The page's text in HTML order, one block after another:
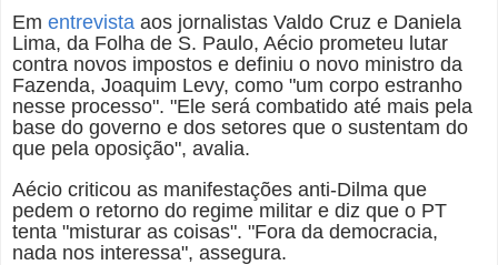
Em entrevista aos jornalistas Valdo Cruz e Daniela
Lima, da Folha de S. Paulo, Aécio prometeu lutar
contra novos impostos e definiu o novo ministro da
Fazenda, Joaquim Levy, como "um corpo estranho
nesse processo". "Ele será combatido até mais pela
base do governo e dos setores que o sustentam do
que pela oposição", avalia.
Aécio criticou as manifestações anti-Dilma que
pedem o retorno do regime militar e diz que o PT
tenta "misturar as coisas". "Fora da democracia,
nada nos interessa", assegura.